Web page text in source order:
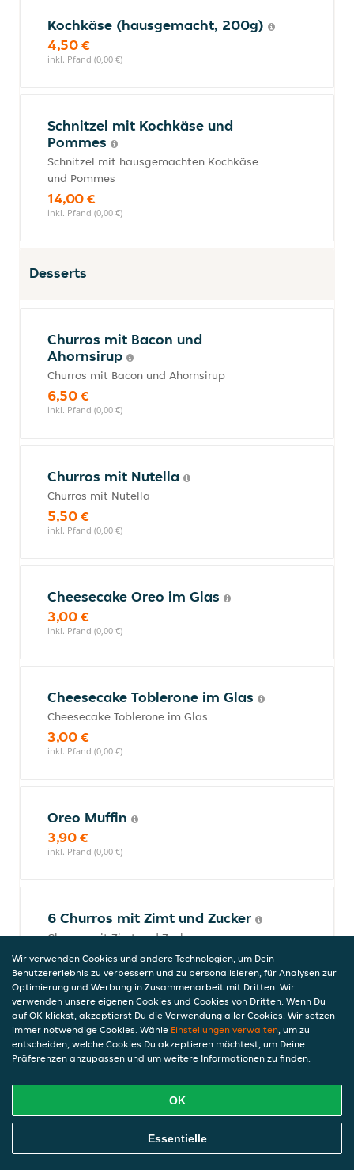
Kochkäse (hausgemacht, 200g)
4,50 €
inkl. Pfand (0,00 €)
Schnitzel mit Kochkäse und
Pommes
Schnitzel mit hausgemachten Kochkäse
und Pommes
14,00 €
inkl. Pfand (0,00 €)
Desserts
Churros mit Bacon und
Ahornsirup
Churros mit Bacon und Ahornsirup
6,50 €
inkl. Pfand (0,00 €)
Churros mit Nutella
Churros mit Nutella
5,50 €
inkl. Pfand (0,00 €)
Cheesecake Oreo im Glas
3,00 €
inkl. Pfand (0,00 €)
Cheesecake Toblerone im Glas
Cheesecake Toblerone im Glas
3,00 €
inkl. Pfand (0,00 €)
Oreo Muffin
3,90 €
inkl. Pfand (0,00 €)
6 Churros mit Zimt und Zucker
Churros mit Zimt und Zucker
4,50 €
inkl. Pfand (0,00 €)
Alkoholfreie Getränke
San Pellegrino 0,5l
2,75 €
inkl. Pfand (0,25 €), 5,25 €/l, 0,5lOnline Essen Bestellen
Wir verwenden Cookies und andere Technologien, um Dein
Benutzererlebnis zu verbessern und zu personalisieren, für Analysen zur
Optimierung und Werbung in Zusammenarbeit mit Dritten. Wir
verwenden unsere eigenen Cookies und Cookies von Dritten. Wenn Du
auf OK klickst, akzeptierst Du die Verwendung aller Cookies. Wir setzen
immer notwendige Cookies. Wähle Einstellungen verwalten, um zu
entscheiden, welche Cookies Du akzeptieren möchtest, um Deine
Präferenzen anzupassen und um weitere Informationen zu finden.
OK
Essentielle